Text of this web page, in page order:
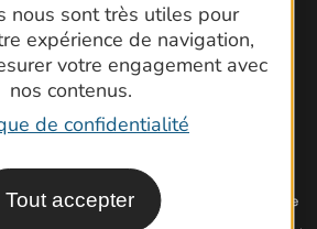
nous sont très utiles pour
expérience de navigation,
votre engagement avec
nos contenus.
de confidentialité
Tout accepter